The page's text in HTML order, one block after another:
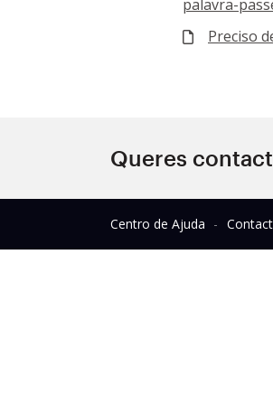
palavra-
Preciso
Queres
Centro de Ajuda